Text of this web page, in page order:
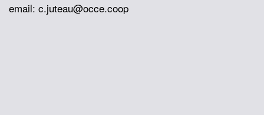
email: c.juteau@occe.coop